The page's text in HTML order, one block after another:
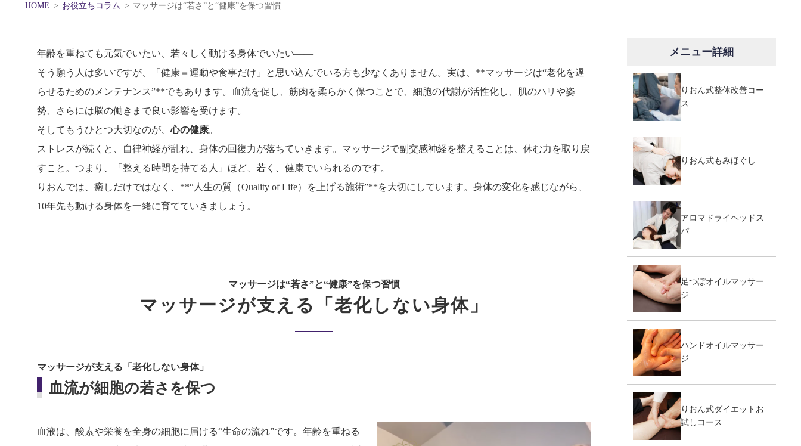
HOME お役立ちコラム マッサージは“若さ”と“健康”を保つ習慣
年齢を重ねても元気でいたい、若々しく動ける身体でいたい――
そう願う人は多いですが、「健康＝運動や食事だけ」と思い込んでいる方も少なくありません。実は、**マッサージは“老化を遅
らせるためのメンテナンス”**でもあります。血流を促し、筋肉を柔らかく保つことで、細胞の代謝が活性化し、肌のハリや姿
勢、さらには脳の働きまで良い影響を受けます。
そしてもうひとつ大切なのが、心の健康。
ストレスが続くと、自律神経が乱れ、身体の回復力が落ちていきます。マッサージで副交感神経を整えることは、休む力を取り戻
すこと。つまり、「整える時間を持てる人」ほど、若く、健康でいられるのです。
りおんでは、癒しだけではなく、**“人生の質（Quality of Life）を上げる施術”**を大切にしています。身体の変化を感じながら、
10年先も動ける身体を一緒に育てていきましょう。
マッサージは“若さ”と“健康”を保つ習慣
マッサージが支える「老化しない身体」
マッサージが支える「老化しない身体」
血流が細胞の若さを保つ
血液は、酸素や栄養を全身の細胞に届ける“生命の流れ”です。年齢を重ねる
メニュー詳細
りおん式整体改善コー
ス
りおん式もみほぐし
アロマドライヘッドス
パ
足つぼオイルマッサー
ジ
ハンドオイルマッサー
ジ
りおん式ダイエットお
試しコース